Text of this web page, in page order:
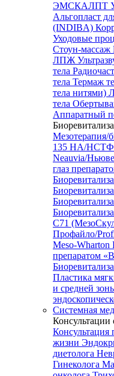
ЭМСКАЛПТ
Альгопласт
(INDIBA)
Уходовые
Стоун-массаж
ЛПЖ
тела
тела Термаж
тела нитями)
тела
Аппаратный
Мезотерапия/
135 HA/НСТФ
Neauvia/
глаз
C71
Профайло/
Meso-Wharton
препаратом
Пластика
и средней
Системная
Консультации
Консультация
жизни
диетолога
Гинеколога